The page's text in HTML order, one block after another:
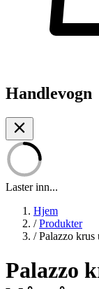
Handlevogn
Laster inn...
Hjem
/ Produkter
/ Palazzo krus
Palazzo